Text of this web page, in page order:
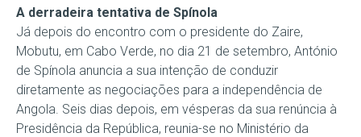
A derradeira tentativa de Spínola
Já depois do encontro com o presidente do Zaire,
Mobutu, em Cabo Verde, no dia 21 de setembro, António
de Spínola anuncia a sua intenção de conduzir
diretamente as negociações para a independência de
Angola. Seis dias depois, em vésperas da sua renúncia à
Presidência da República, reunia-se no Ministério da